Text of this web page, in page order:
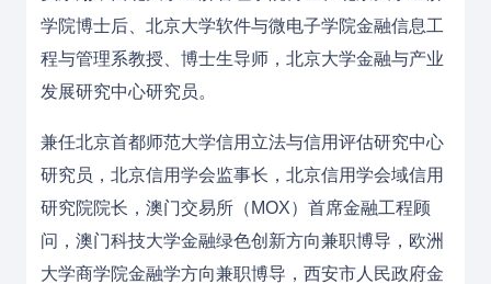
学院博士后、北京大学软件与微电子学院金融信息工
程与管理系教授、博士生导师，北京大学金融与产业
发展研究中心研究员。
兼任北京首都师范大学信用立法与信用评估研究中心
研究员，北京信用学会监事长，北京信用学会域信用
研究院院长，澳门交易所（MOX）首席金融工程顾
问，澳门科技大学金融绿色创新方向兼职博导，欧洲
大学商学院金融学方向兼职博导，西安市人民政府金